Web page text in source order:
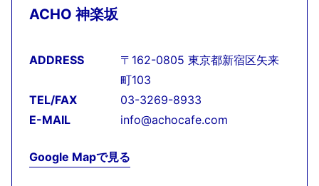
ACHO 神楽坂
ADDRESS
〒162-0805 東京都新宿区矢来
町103
TEL/FAX
03-3269-8933
E-MAIL
info@achocafe.com
Google Mapで見る